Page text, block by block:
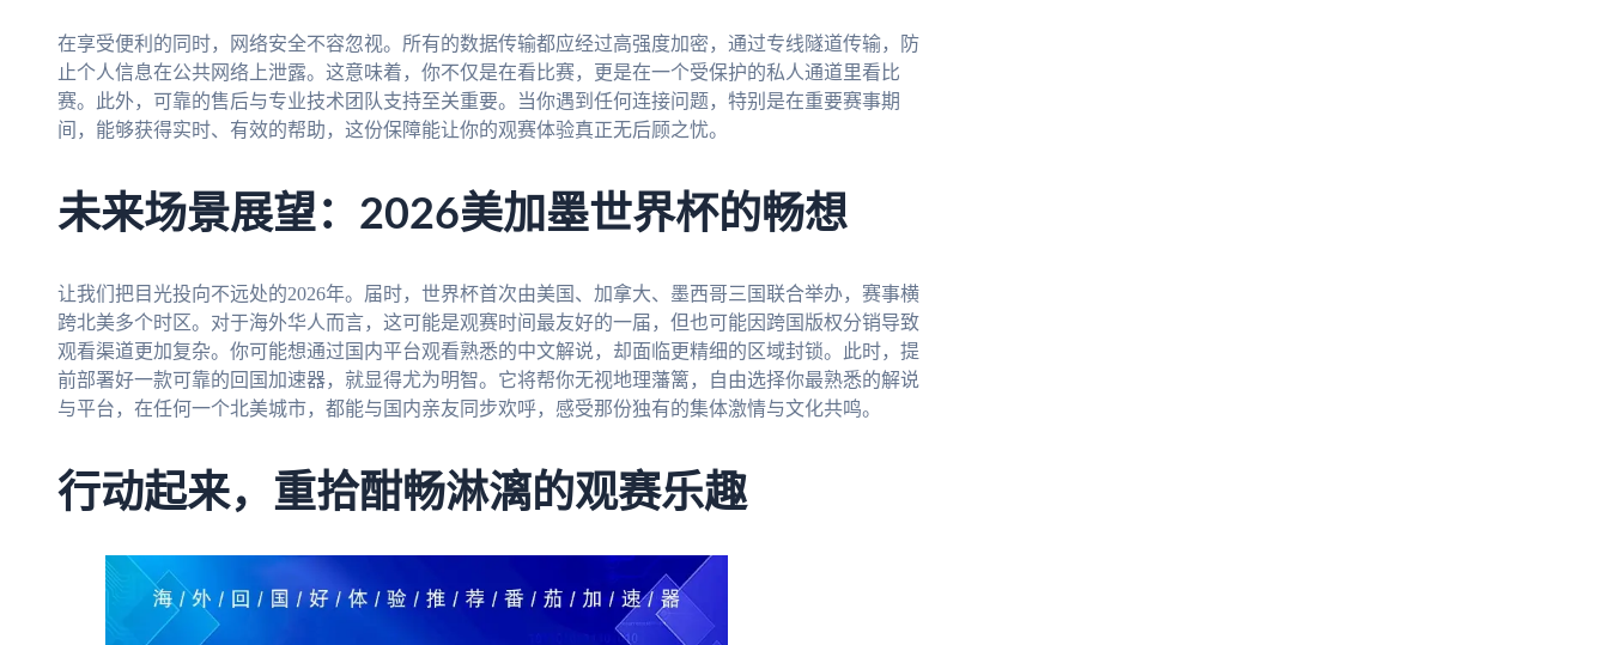
在享受便利的同时，网络安全不容忽视。所有的数据传输都应经过高强度加密，通过专线隧道传输，防
止个人信息在公共网络上泄露。这意味着，你不仅是在看比赛，更是在一个受保护的私人通道里看比
赛。此外，可靠的售后与专业技术团队支持至关重要。当你遇到任何连接问题，特别是在重要赛事期
间，能够获得实时、有效的帮助，这份保障能让你的观赛体验真正无后顾之忧。
未来场景展望：2026美加墨世界杯的畅想
让我们把目光投向不远处的2026年。届时，世界杯首次由美国、加拿大、墨西哥三国联合举办，赛事横
跨北美多个时区。对于海外华人而言，这可能是观赛时间最友好的一届，但也可能因跨国版权分销导致
观看渠道更加复杂。你可能想通过国内平台观看熟悉的中文解说，却面临更精细的区域封锁。此时，提
前部署好一款可靠的回国加速器，就显得尤为明智。它将帮你无视地理藩篱，自由选择你最熟悉的解说
与平台，在任何一个北美城市，都能与国内亲友同步欢呼，感受那份独有的集体激情与文化共鸣。
行动起来，重拾酣畅淋漓的观赛乐趣